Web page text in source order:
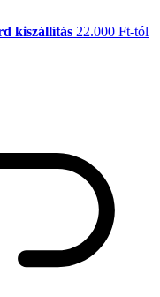
kiszállítás 22.000 Ft-tól